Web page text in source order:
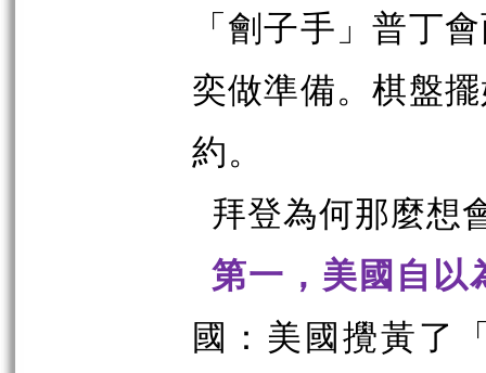
「劊子手」普丁
奕做準備。棋盤
約。
拜登為何那麼想
第一，美國自以
國：美國攪黃了